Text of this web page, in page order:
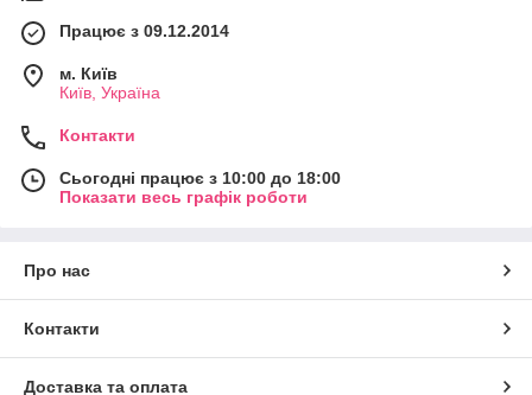
Працює з 09.12.2014
м. Київ
Київ, Україна
Контакти
Сьогодні працює з 10:00 до 18:00
Показати весь графік роботи
Про нас
Контакти
Доставка та оплата